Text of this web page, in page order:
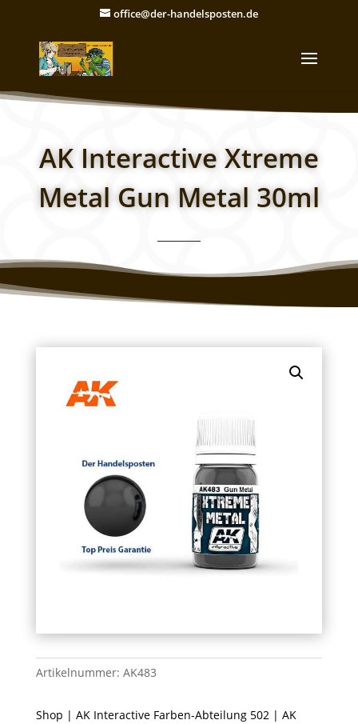
office@der-handelsposten.de
AK Interactive Xtreme
Metal Gun Metal 30ml
Artikelnummer: AK483
Shop | AK Interactive Farben-Abteilung 502| AK